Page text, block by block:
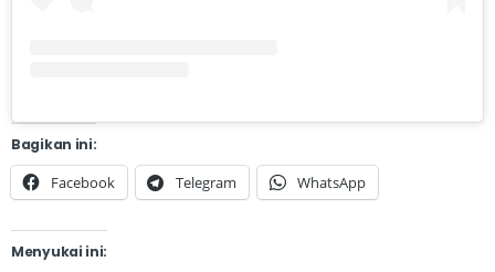
Bagikan ini:
Facebook Telegram WhatsApp
Menyukai ini: